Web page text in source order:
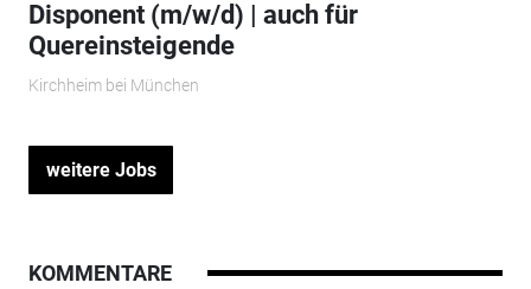
Disponent (m/w/d) | auch für
Quereinsteigende
Kirchheim bei München
weitere Jobs
KOMMENTARE